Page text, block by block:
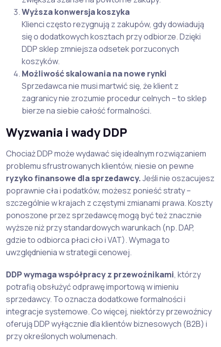
Wyższa konwersja koszyka
Klienci często rezygnują z zakupów, gdy dowiadują
się o dodatkowych kosztach przy odbiorze. Dzięki
DDP sklep zmniejsza odsetek porzuconych
koszyków.
Możliwość skalowania na nowe rynki
Sprzedawca nie musi martwić się, że klient z
zagranicy nie zrozumie procedur celnych – to sklep
bierze na siebie całość formalności.
Wyzwania i wady DDP
Chociaż DDP może wydawać się idealnym rozwiązaniem
problemu sfrustrowanych klientów, niesie on pewne
ryzyko finansowe dla sprzedawcy.Jeśli nie oszacujesz
poprawnie cła i podatków, możesz ponieść straty –
szczególnie w krajach z częstymi zmianami prawa. Koszty
ponoszone przez sprzedawcę mogą być też znacznie
wyższe niż przy standardowych warunkach (np. DAP,
gdzie to odbiorca płaci cło i VAT). Wymaga to
uwzględnienia w strategii cenowej.
DDP wymaga współpracy z przewoźnikami, którzy
potrafią obsłużyć odprawę importową w imieniu
sprzedawcy. To oznacza dodatkowe formalności i
integracje systemowe. Co więcej, niektórzy przewoźnicy
oferują DDP wyłącznie dla klientów biznesowych (B2B) i
przy określonych wolumenach.